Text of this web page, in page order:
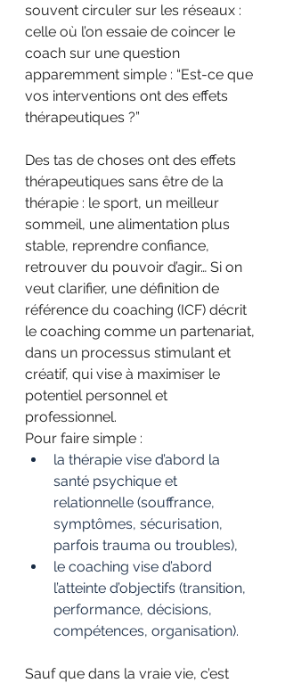
souvent circuler sur les réseaux :
celle où l’on essaie de coincer le
coach sur une question
apparemment simple : “Est-ce que
vos interventions ont des effets
thérapeutiques ?”
Des tas de choses ont des effets
thérapeutiques sans être de la
thérapie : le sport, un meilleur
sommeil, une alimentation plus
stable, reprendre confiance,
retrouver du pouvoir d’agir… Si on
veut clarifier, une définition de
référence du coaching (ICF) décrit
le coaching comme un partenariat,
dans un processus stimulant et
créatif, qui vise à maximiser le
potentiel personnel et
professionnel.
Pour faire simple :
la thérapie vise d’abord la
santé psychique et
relationnelle (souffrance,
symptômes, sécurisation,
parfois trauma ou troubles),
le coaching vise d’abord
l’atteinte d’objectifs (transition,
performance, décisions,
compétences, organisation).
Sauf que dans la vraie vie, c’est